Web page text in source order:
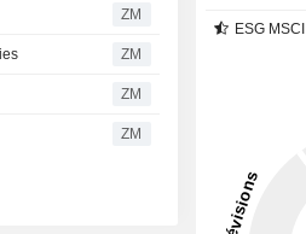
ZM
ZM
ZM
ZM
ESG MSCI